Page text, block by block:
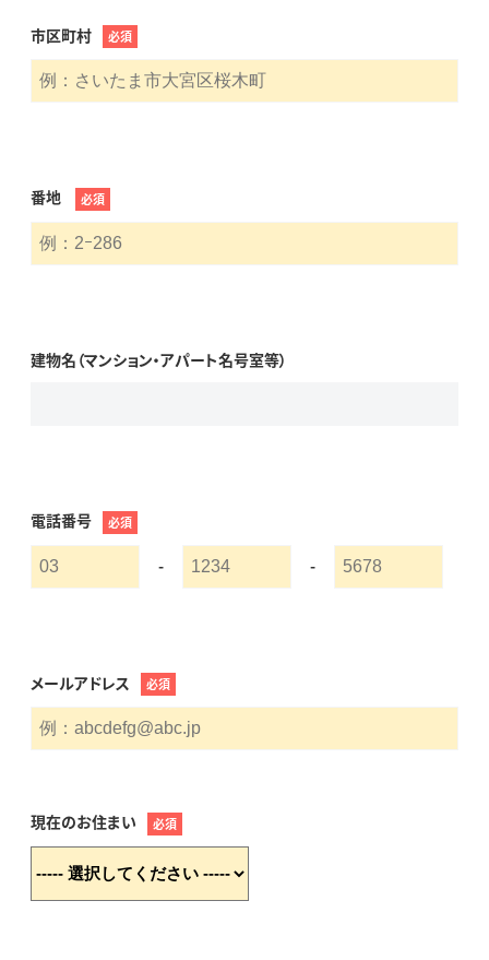
市区町村 必須
番地 必須
建物名（マンション・アパート名号室等）
電話番号 必須
- -
メールアドレス 必須
現在のお住まい 必須